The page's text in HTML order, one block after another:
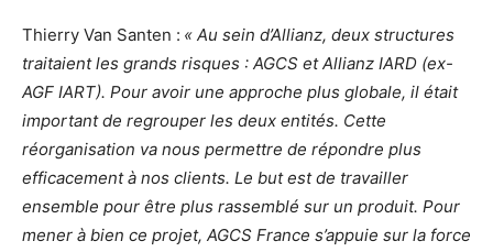
Thierry Van Santen : « Au sein d’Allianz, deux structures
traitaient les grands risques : AGCS et Allianz IARD (ex-
AGF IART). Pour avoir une approche plus globale, il était
important de regrouper les deux entités. Cette
réorganisation va nous permettre de répondre plus
efficacement à nos clients. Le but est de travailler
ensemble pour être plus rassemblé sur un produit. Pour
mener à bien ce projet, AGCS France s’appuie sur la force